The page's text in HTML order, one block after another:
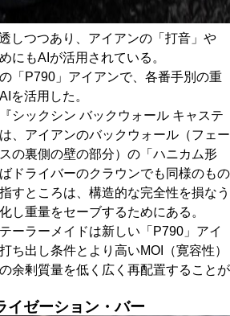
しつつあり、アイアンの「打音」や
にもAIが活用されている。
「P790」アイアンで、各番手別の重
を活用した。
シックシン バックウォール キャステ
、アイアンのバックウォール（フェー
の裏側の壁の部分）の「ハニカム形
ドライバーのクラウンでも同様のもの
すところは、構造的な完全性を損なう
し重量をセーブするためにある。
ーラーメイドは新しい「P790」アイ
ち出し条件とより高いMOI（寛容性）
余剰質量を低く広く再配置することが
イゼーション・バー